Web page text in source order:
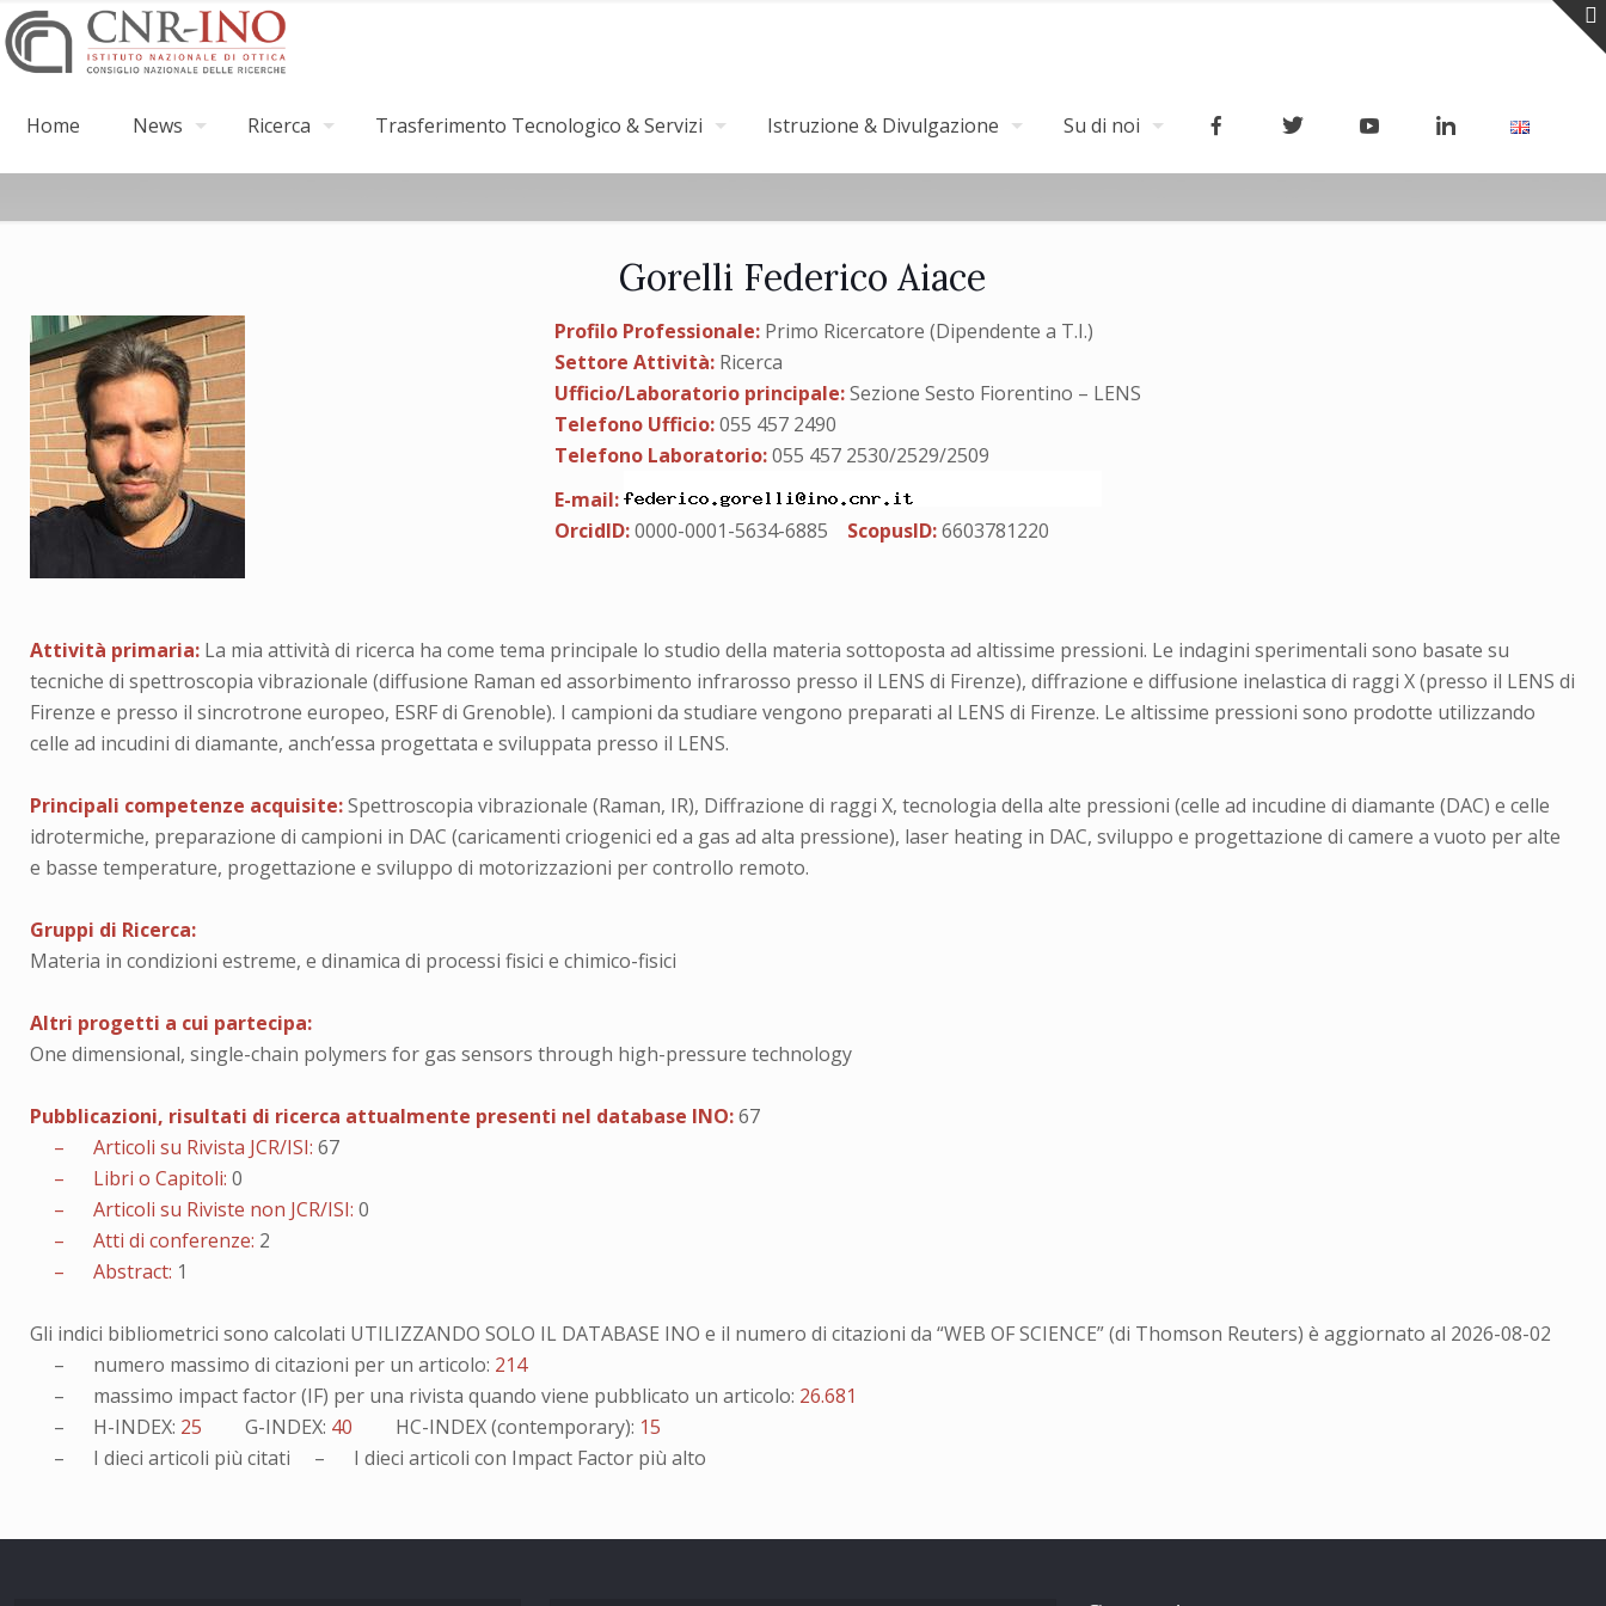
Home News Ricerca Trasferimento Tecnologico & Servizi Istruzione & Divulgazione Su di noi
Gorelli Federico Aiace
Profilo Professionale: Primo Ricercatore (Dipendente a T.I.)
Settore Attività: Ricerca
Ufficio/Laboratorio principale:Sezione Sesto Fiorentino – LENS
Telefono Ufficio:055 457 2490
Telefono Laboratorio:055 457 2530/2529/2509
E-mail:
OrcidID:0000-0001-5634-6885 ScopusID:6603781220
Attività primaria: La mia attività di ricerca ha come tema principale lo studio della materia sottoposta ad altissime pressioni. Le indagini sperimentali sono basate su
tecniche di spettroscopia vibrazionale (diffusione Raman ed assorbimento infrarosso presso il LENS di Firenze), diffrazione e diffusione inelastica di raggi X (presso il LENS di
Firenze e presso il sincrotrone europeo, ESRF di Grenoble). I campioni da studiare vengono preparati al LENS di Firenze. Le altissime pressioni sono prodotte utilizzando
celle ad incudini di diamante, anch’essa progettata e sviluppata presso il LENS.
Principali competenze acquisite:Spettroscopia vibrazionale (Raman, IR), Diffrazione di raggi X, tecnologia della alte pressioni (celle ad incudine di diamante (DAC) e celle
idrotermiche, preparazione di campioni in DAC (caricamenti criogenici ed a gas ad alta pressione), laser heating in DAC, sviluppo e progettazione di camere a vuoto per alte
e basse temperature, progettazione e sviluppo di motorizzazioni per controllo remoto.
Gruppi di Ricerca:
Materia in condizioni estreme, e dinamica di processi fisici e chimico-fisici
Altri progetti a cui partecipa:
One dimensional, single-chain polymers for gas sensors through high-pressure technology
Pubblicazioni, risultati di ricerca attualmente presenti nel database INO:67
– Articoli su Rivista JCR/ISI:67
– Libri o Capitoli:0
– Articoli su Riviste non JCR/ISI:0
– Atti di conferenze: 2
– Abstract: 1
Gli indici bibliometrici sono calcolati UTILIZZANDO SOLO IL DATABASE INO e il numero di citazioni da “WEB OF SCIENCE” (di Thomson Reuters) è aggiornato al 2026-08-02
– numero massimo di citazioni per un articolo: 214
– massimo impact factor (IF) per una rivista quando viene pubblicato un articolo: 26.681
– H-INDEX: 25 G-INDEX: 40 HC-INDEX (contemporary): 15
– Idieci articoli più citati – Idieci articoli con Impact Factor più alto